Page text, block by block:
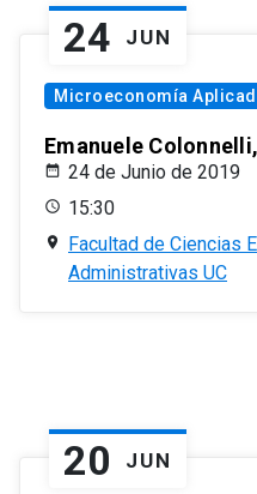
24 JUN
Microeconomía
Emanuele
24 de Junio de 2019
15:30
Facultad de Ciencias
Administrativas UC
20 JUN